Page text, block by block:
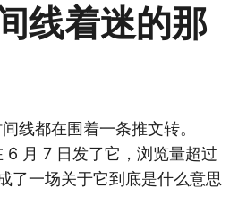
线着迷的那
线都在围着一条推文转。
月 7 日发了它，浏览量超过
了一场关于它到底是什么意思